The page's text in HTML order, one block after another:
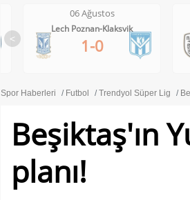
<
06 Ağustos
PAOK-Anderlecht
0-1
Spor Haberleri Futbol Trendyol Süper Lig
Beşiktaş'ın
planı!